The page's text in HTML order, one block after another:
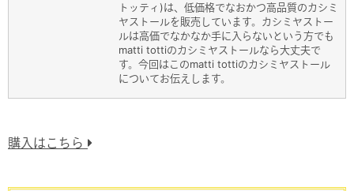
トッティ)は、低価格でなおかつ高品質のカシミ
ヤストールを販売しています。カシミヤストー
ルは高価でなかなか手に入らないという方でも
matti tottiのカシミヤストールなら大丈夫で
す。今回はこのmatti tottiのカシミヤストール
についてお伝えします。
購入はこちら